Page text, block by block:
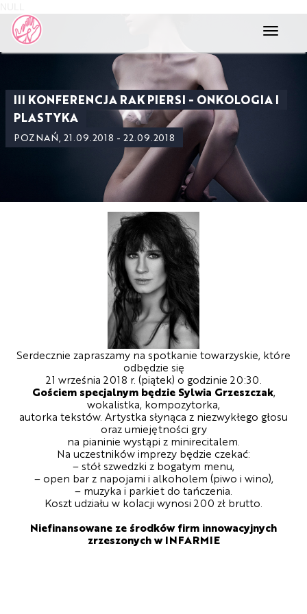
Toggle
III KONFERENCJA RAK PIERSI - ONKOLOGIA I
PLASTYKA
POZNAŃ, 21.09.2018 - 22.09.2018
Serdecznie zapraszamy na spotkanie towarzyskie, które
odbędzie się
21 września 2018 r. (piątek) o godzinie 20:30.
Gościem specjalnym będzie Sylwia Grzeszczak,
wokalistka, kompozytorka,
autorka tekstów. Artystka słynąca z niezwykłego głosu
oraz umiejętności gry
na pianinie wystąpi z minirecitalem.
Na uczestników imprezy będzie czekać:
– stół szwedzki z bogatym menu,
– open bar z napojami i alkoholem (piwo i wino),
– muzyka i parkiet do tańczenia.
Koszt udziału w kolacji wynosi 200 zł brutto.
Niefinansowane ze środków firm innowacyjnych
zrzeszonych w INFARMIE